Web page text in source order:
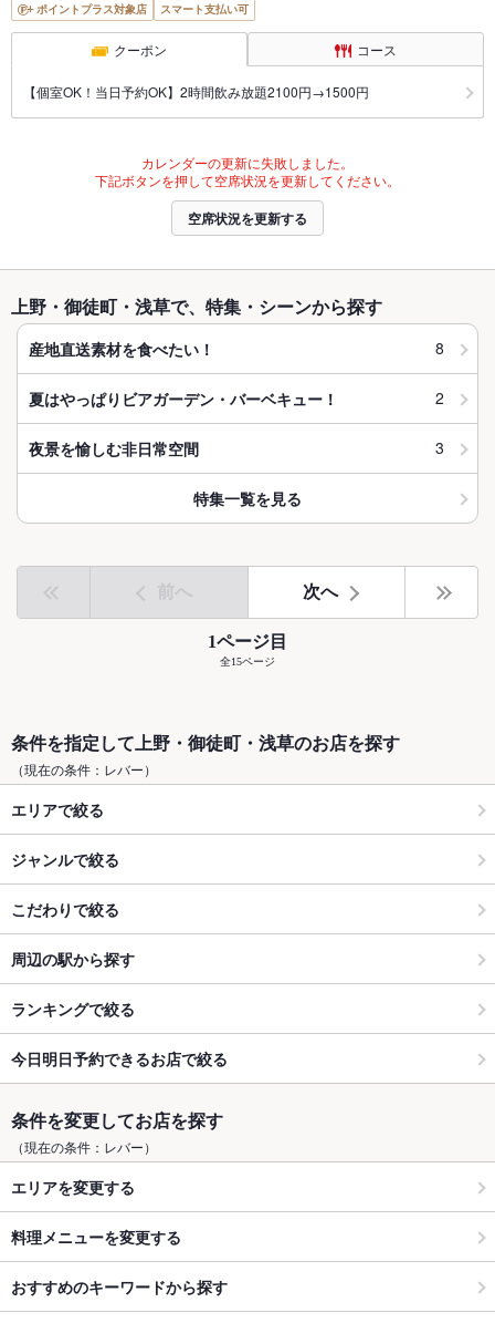
ポイントプラス対象店
スマート支払い可
クーポン コース
【個室OK！当日予約OK】2時間飲み放題2100円→1500円
カレンダーの更新に失敗しました。
下記ボタンを押して空席状況を更新してください。
空席状況を更新する
上野・御徒町・浅草で、特集・シーンから探す
産地直送素材を食べたい！ 8
夏はやっぱりビアガーデン・バーベキュー！ 2
夜景を愉しむ非日常空間 3
特集一覧を見る
前へ 次へ
1ページ目
全15ページ
条件を指定して上野・御徒町・浅草のお店を探す
（現在の条件：レバー）
エリアで絞る
ジャンルで絞る
こだわりで絞る
周辺の駅から探す
ランキングで絞る
今日明日予約できるお店で絞る
条件を変更してお店を探す
（現在の条件：レバー）
エリアを変更する
料理メニューを変更する
おすすめのキーワードから探す